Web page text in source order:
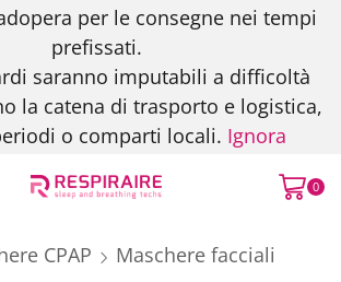
per le consegne nei tempi
prefissati.
saranno imputabili a difficoltà
la catena di trasporto e logistica,
o comparti locali. Ignora
0
CPAP Maschere facciali